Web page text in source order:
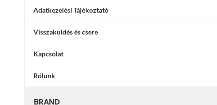
Adatkezelési Tájékoztató
Visszaküldés és csere
Kapcsolat
Rólunk
BRAND